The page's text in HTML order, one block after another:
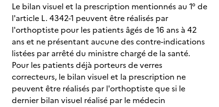
Le bilan visuel et la prescription mentionnés au 1° de
l'article L. 4342-1 peuvent être réalisés par
l'orthoptiste pour les patients âgés de 16 ans à 42
ans et ne présentant aucune des contre-indications
listées par arrêté du ministre chargé de la santé.
Pour les patients déjà porteurs de verres
correcteurs, le bilan visuel et la prescription ne
peuvent être réalisés par l'orthoptiste que si le
dernier bilan visuel réalisé par le médecin